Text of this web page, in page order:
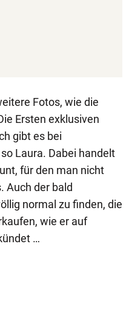
Fotos, wie die
Ersten exklusiven
gibt es bei
so Laura. Dabei handelt
für den man nicht
Auch der bald
normal zu finden, die
wie er auf
…